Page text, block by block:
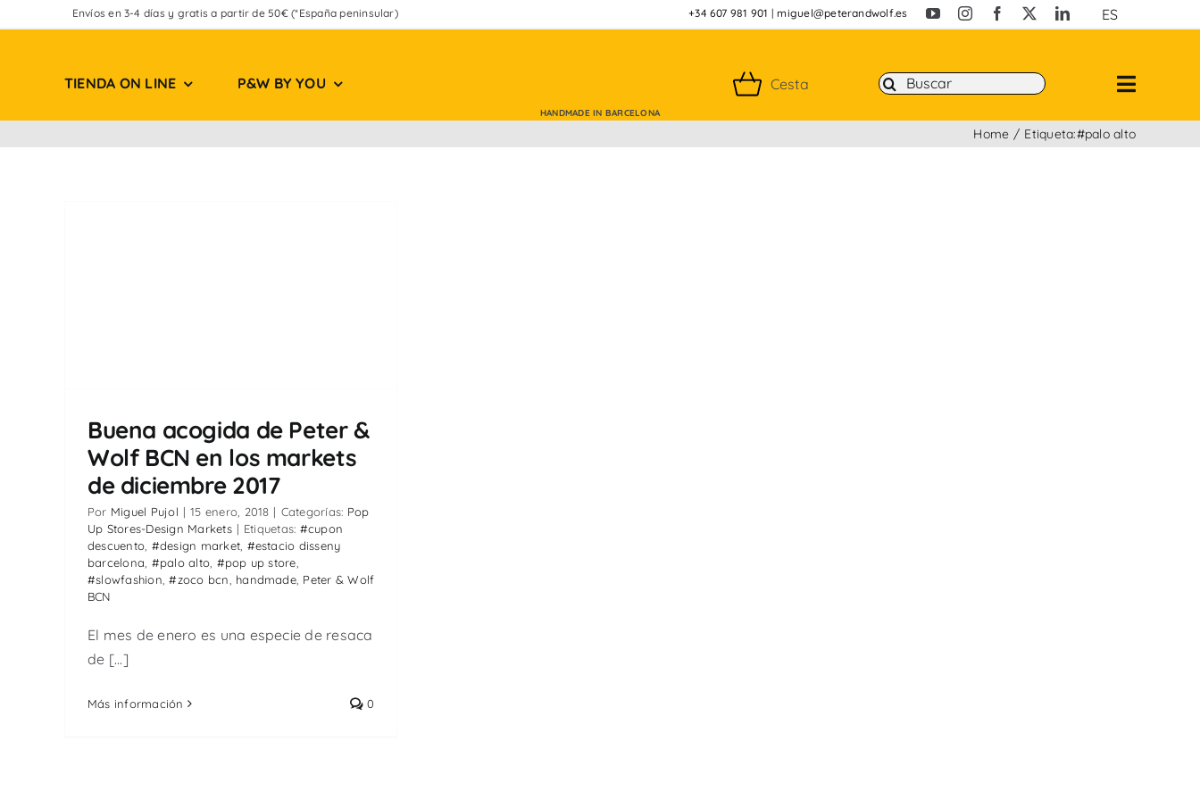
al
Envíos en 3-4 días y gratis a partir de 50€ (*España peninsular) +34 607 981 901 |miguel@peterandwolf.es ES
TIENDA ON LINE P&W BY YOU
HANDMADE IN BARCELONA
Cesta Buscar:
Home Etiqueta:#palo alto
Buena acogida de Peter &
Wolf BCN en los markets
de diciembre 2017
Por Miguel Pujol | 15 enero, 2018 | Categorías: Pop
Up Stores-Design Markets | Etiquetas: #cupon
descuento #design market #estacio disseny
barcelona #palo alto #pop up store
#slowfashion ,#zoco bcn handmade, Peter & Wolf
BCN
El mes de enero es una especie de resaca
de [...]
Más información 0